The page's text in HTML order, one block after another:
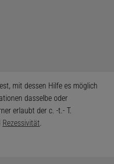
mit dessen Hilfe es möglich
dasselbe oder
erlaubt der c. -t.- T.
Rezessivität.